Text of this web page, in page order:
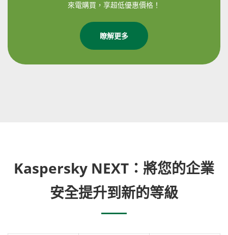
來電購買，享超低優惠價格！
瞭解更多
Kaspersky NEXT：將您的企業
安全提升到新的等級